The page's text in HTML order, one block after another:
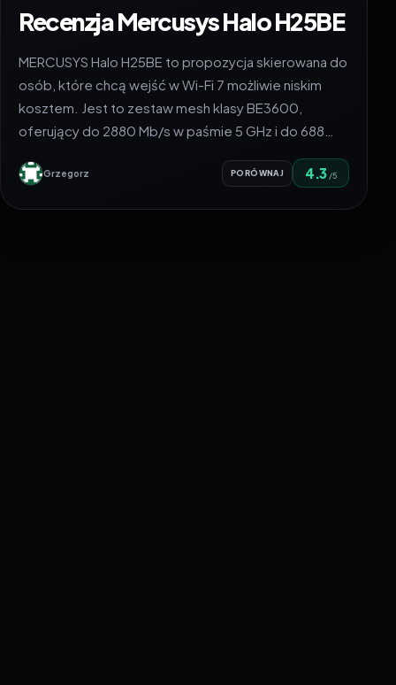
Recenzja Mercusys Halo H25BE
MERCUSYS Halo H25BE to propozycja skierowana do
osób, które chcą wejść w Wi-Fi 7 możliwie niskim
kosztem. Jest to zestaw mesh klasy BE3600,
oferujący do 2880 Mb/s w paśmie 5 GHz i do 688…
Grzegorz PORÓWNAJ 4.3 /5